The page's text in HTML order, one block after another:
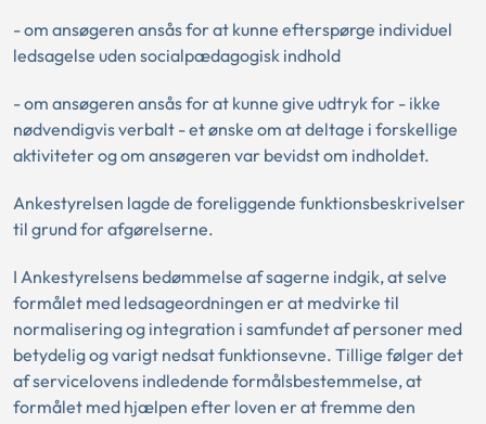
- om ansøgeren ansås for at kunne efterspørge individuel
ledsagelse uden socialpædagogisk indhold
- om ansøgeren ansås for at kunne give udtryk for - ikke
nødvendigvis verbalt - et ønske om at deltage i forskellige
aktiviteter og om ansøgeren var bevidst om indholdet.
Ankestyrelsen lagde de foreliggende funktionsbeskrivelser
til grund for afgørelserne.
I Ankestyrelsens bedømmelse af sagerne indgik, at selve
formålet med ledsageordningen er at medvirke til
normalisering og integration i samfundet af personer med
betydelig og varigt nedsat funktionsevne. Tillige følger det
af servicelovens indledende formålsbestemmelse, at
formålet med hjælpen efter loven er at fremme den